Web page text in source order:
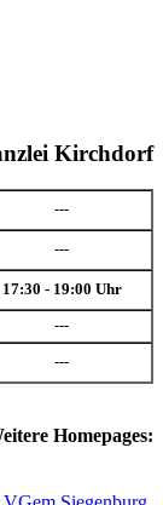
Kirchdorf
---
---
17:30 - 19:00 Uhr
---
---
Homepages: